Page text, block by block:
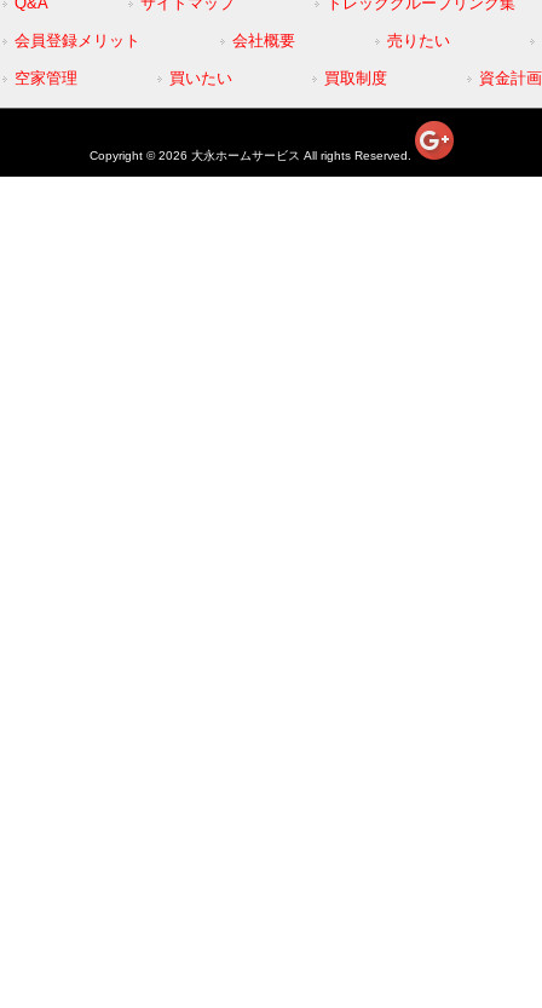
会員登録メリット 会社概要 売りたい
空家管理 買いたい 買取制度 資金計画
Copyright © 2026 大永ホームサービス All rights Reserved.